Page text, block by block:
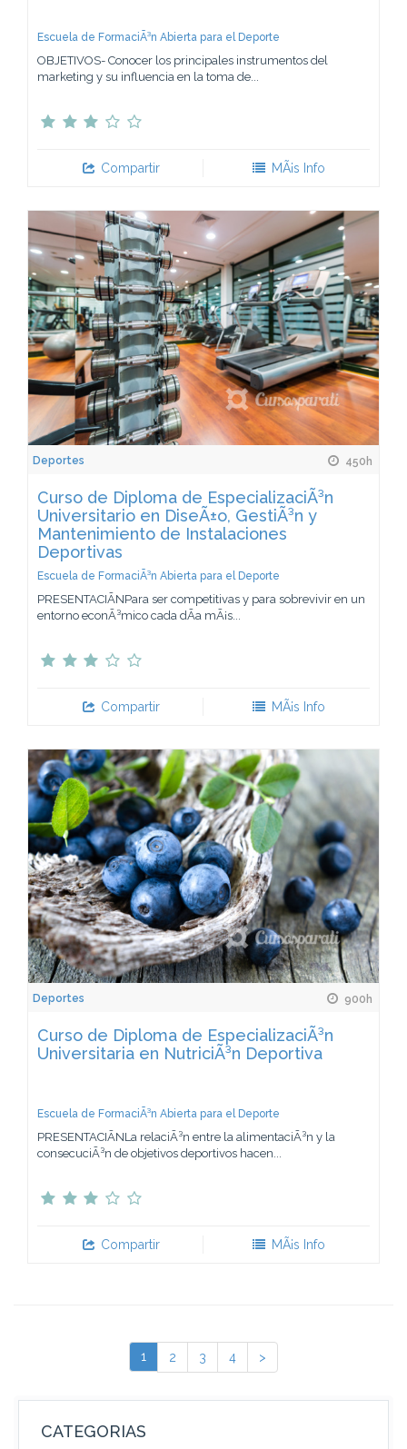
Escuela de FormaciÃ³n Abierta para el Deporte
OBJETIVOS- Conocer los principales instrumentos del
marketing y su influencia en la toma de...
Compartir MÃ¡s Info
Deportes 450h
Curso de Diploma de EspecializaciÃ³n
Universitario en DiseÃ±o, GestiÃ³n y
Mantenimiento de Instalaciones
Deportivas
Escuela de FormaciÃ³n Abierta para el Deporte
PRESENTACIÃNPara ser competitivas y para sobrevivir en un
entorno econÃ³mico cada dÃ­a mÃ¡s...
Compartir MÃ¡s Info
Deportes 900h
Curso de Diploma de EspecializaciÃ³n
Universitaria en NutriciÃ³n Deportiva
Escuela de FormaciÃ³n Abierta para el Deporte
PRESENTACIÃNLa relaciÃ³n entre la alimentaciÃ³n y la
consecuciÃ³n de objetivos deportivos hacen...
Compartir MÃ¡s Info
1 2 3 4 >
CATEGORIAS